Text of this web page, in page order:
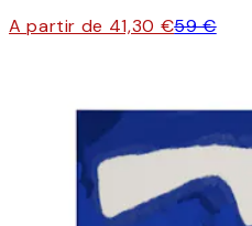
A partir de 41,30 €59 €